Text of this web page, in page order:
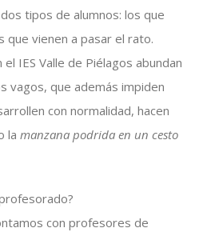
tipos de alumnos: los que
que vienen a pasar el rato.
IES Valle de Piélagos abundan
vagos, que además impiden
con normalidad, hacen
la manzana podrida en un cesto
con profesores de